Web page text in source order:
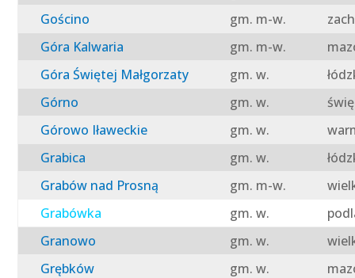
Gościno
gm. m-w.
Góra Kalwaria
gm. m-w.
Góra Świętej Małgorzaty
gm. w.
Górno
gm. w.
Górowo Iławeckie
gm. w.
Grabica
gm. w.
Grabów nad Prosną
gm. m-w.
Grabówka
gm. w.
Granowo
gm. w.
Grębków
gm. w.